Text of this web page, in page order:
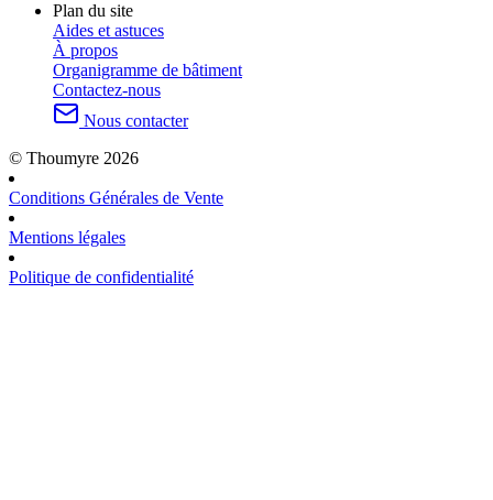
Plan du site
Aides et astuces
À propos
Organigramme de bâtiment
Contactez-nous
Nous contacter
© Thoumyre 2026
Conditions Générales de Vente
Mentions légales
Politique de confidentialité